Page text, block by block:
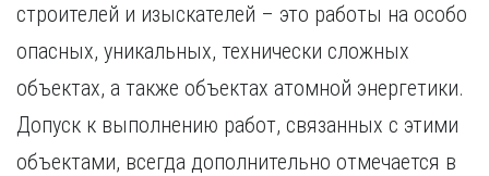
строителей и изыскателей – это работы на особо
опасных, уникальных, технически сложных
объектах, а также объектах атомной энергетики.
Допуск к выполнению работ, связанных с этими
объектами, всегда дополнительно отмечается в